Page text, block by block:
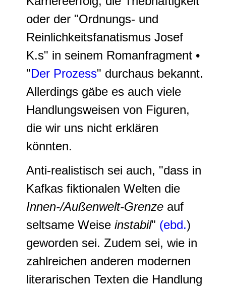
oder der "Ordnungs- und
Reinlichkeitsfanatismus Josef
K.s" in seinem Romanfragment •
"Der Prozess" durchaus bekannt.
Allerdings gäbe es auch viele
Handlungsweisen von Figuren,
die wir uns nicht erklären
könnten.
Anti-realistisch sei auch, "dass in
Kafkas fiktionalen Welten die
Innen-/Außenwelt-Grenze auf
seltsame Weise instabil" (ebd.)
geworden sei. Zudem sei, wie in
zahlreichen anderen modernen
literarischen Texten die Handlung